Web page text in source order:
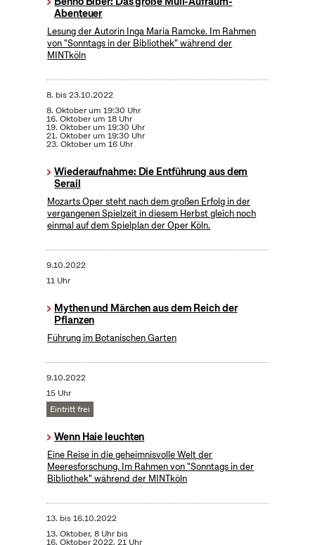
Abenteuer
Lesung der Autorin Inga Maria Ramcke. Im Rahmen
von "Sonntags in der Bibliothek" während der
MINTköln
8. bis23.10.2022
8. Oktober um 19:30 Uhr
16. Oktober um 18 Uhr
19. Oktober um 19:30 Uhr
21. Oktober um 19:30 Uhr
23. Oktober um 16 Uhr
Wiederaufnahme: Die Entführung aus dem
Serail
Mozarts Oper steht nach dem großen Erfolg in der
vergangenen Spielzeit in diesem Herbst gleich noch
einmal auf dem Spielplan der Oper Köln.
9.10.2022
11 Uhr
Mythen und Märchen aus dem Reich der
Pflanzen
Führung im Botanischen Garten
9.10.2022
15 Uhr
Eintritt frei
Wenn Haie leuchten
Eine Reise in die geheimnisvolle Welt der
Meeresforschung. Im Rahmen von "Sonntags in der
Bibliothek" während der MINTköln
13. bis16.10.2022
13. Oktober, 8 Uhr bis
16. Oktober 2022, 21 Uhr